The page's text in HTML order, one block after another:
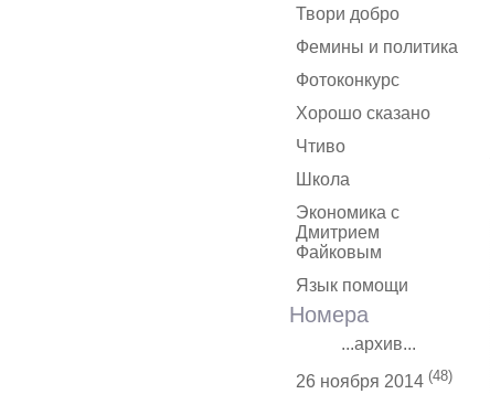
Твори добро
Фемины и политика
Фотоконкурс
Хорошо сказано
Чтиво
Школа
Экономика с
Дмитрием
Файковым
Язык помощи
Номера
...архив...
26 ноября 2014 (48)